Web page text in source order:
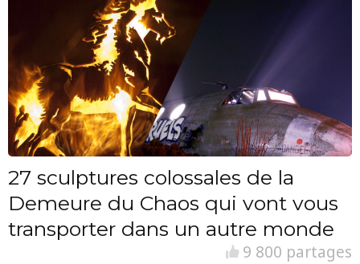
27 sculptures colossales de la
Demeure du Chaos qui vont vous
transporter dans un autre monde
9 800 partages